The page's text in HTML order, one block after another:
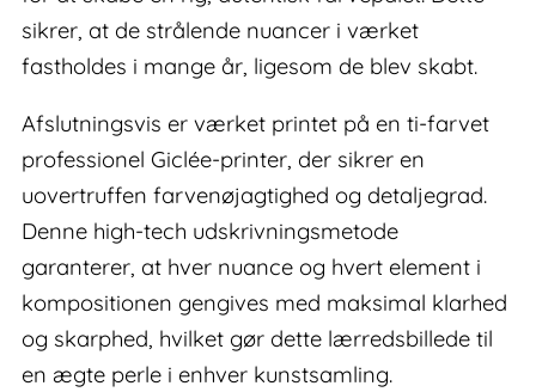
sikrer, at de strålende nuancer i værket
fastholdes i mange år, ligesom de blev skabt.
Afslutningsvis er værket printet på en ti-farvet
professionel Giclée-printer, der sikrer en
uovertruffen farvenøjagtighed og detaljegrad.
Denne high-tech udskrivningsmetode
garanterer, at hver nuance og hvert element i
kompositionen gengives med maksimal klarhed
og skarphed, hvilket gør dette lærredsbillede til
en ægte perle i enhver kunstsamling.